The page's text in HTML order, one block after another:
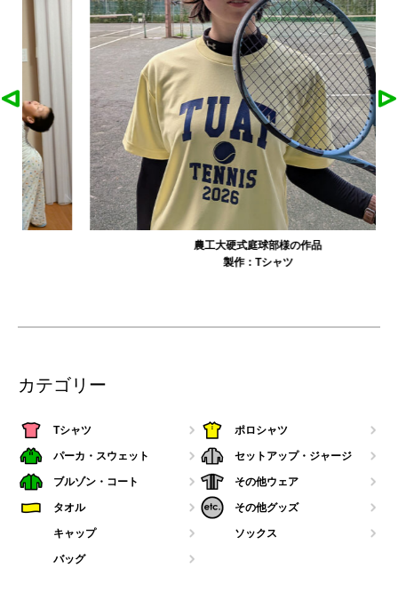
農工大硬式庭球部様の作品
Tシャツ
カテゴリー
Tシャツ ポロシャツ
パーカ・スウェット セットアップ・ジャージ
ブルゾン・コート その他ウェア
タオル その他グッズ
キャップ ソックス
バッグ